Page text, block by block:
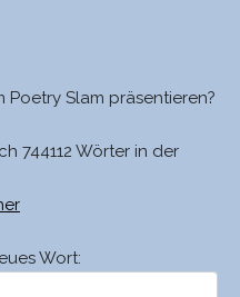
Poetry Slam präsentieren?
744112 Wörter in der
Wort: